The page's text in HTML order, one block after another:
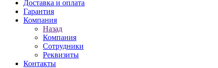
Доставка и оплата
Гарантия
Компания
Назад
Компания
Сотрудники
Реквизиты
Контакты